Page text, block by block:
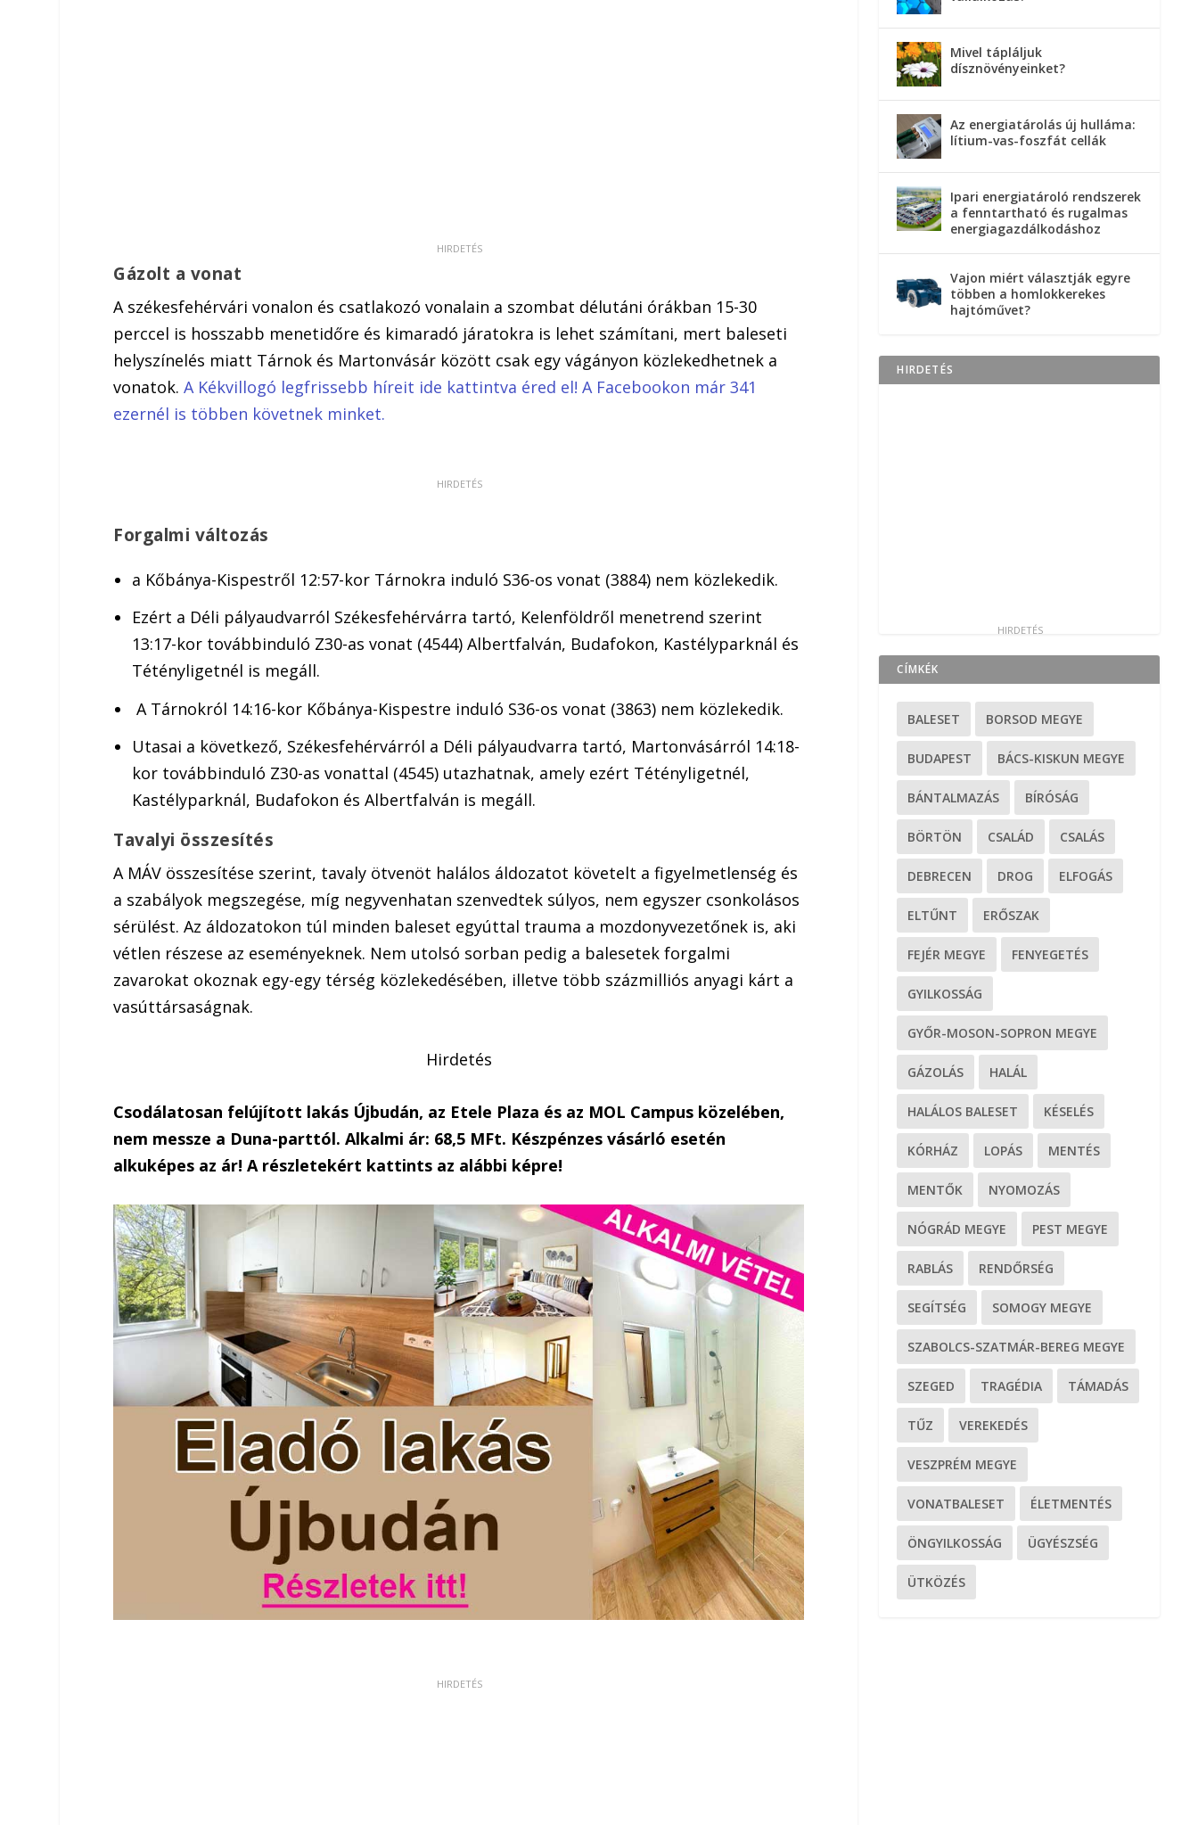
Gázolt a vonat
A székesfehérvári vonalon és csatlakozó vonalain a szombat délutáni órákban 15-30
perccel is hosszabb menetidőre és kimaradó járatokra is lehet számítani, mert baleseti
helyszínelés miatt Tárnok és Martonvásár között csak egy vágányon közlekedhetnek a
vonatok.A Kékvillogó legfrissebb híreit ide kattintva éred el! A Facebookon már 341
ezernél is többen követnek minket.
Forgalmi változás
a Kőbánya-Kispestről 12:57-kor Tárnokra induló S36-os vonat (3884) nem közlekedik.
Ezért a Déli pályaudvarról Székesfehérvárra tartó, Kelenföldről menetrend szerint
13:17-kor továbbinduló Z30-as vonat (4544) Albertfalván, Budafokon, Kastélyparknál és
Tétényligetnél is megáll.
A Tárnokról 14:16-kor Kőbánya-Kispestre induló S36-os vonat (3863) nem közlekedik.
Utasai a következő, Székesfehérvárról a Déli pályaudvarra tartó, Martonvásárról 14:18-
kor továbbinduló Z30-as vonattal (4545) utazhatnak, amely ezért Tétényligetnél,
Kastélyparknál, Budafokon és Albertfalván is megáll.
Tavalyi összesítés
A MÁV összesítése szerint, tavaly ötvenöt halálos áldozatot követelt a figyelmetlenség és
a szabályok megszegése, míg negyvenhatan szenvedtek súlyos, nem egyszer csonkolásos
sérülést. Az áldozatokon túl minden baleset egyúttal trauma a mozdonyvezetőnek is, aki
vétlen részese az eseményeknek. Nem utolsó sorban pedig a balesetek forgalmi
zavarokat okoznak egy-egy térség közlekedésében, illetve több százmilliós anyagi kárt a
vasúttársaságnak.
Hirdetés
Csodálatosan felújított lakás Újbudán, az Etele Plaza és az MOL Campus közelében,
nem messze a Duna-parttól. Alkalmi ár: 68,5 MFt. Készpénzes vásárló esetén
alkuképes az ár! A részletekért kattints az alábbi képre!
Mivel tápláljuk
dísznövényeinket?
Az energiatárolás új hulláma:
lítium-vas-foszfát cellák
Ipari energiatároló rendszerek
a fenntartható és rugalmas
energiagazdálkodáshoz
Vajon miért választják egyre
többen a homlokkerekes
hajtóművet?
HIRDETÉS
CÍMKÉK
BALESET BORSOD MEGYE
BUDAPEST BÁCS-KISKUN MEGYE
BÁNTALMAZÁS BÍRÓSÁG
BÖRTÖN CSALÁD CSALÁS
DEBRECEN DROG ELFOGÁS
ELTŰNT ERŐSZAK
FEJÉR MEGYE FENYEGETÉS
GYILKOSSÁG
GYŐR-MOSON-SOPRON MEGYE
GÁZOLÁS HALÁL
HALÁLOS BALESET KÉSELÉS
KÓRHÁZ LOPÁS MENTÉS
MENTŐK NYOMOZÁS
NÓGRÁD MEGYE PEST MEGYE
RABLÁS RENDŐRSÉG
SEGÍTSÉG SOMOGY MEGYE
SZABOLCS-SZATMÁR-BEREG MEGYE
SZEGED TRAGÉDIA TÁMADÁS
TŰZ VEREKEDÉS
VESZPRÉM MEGYE
VONATBALESET ÉLETMENTÉS
ÖNGYILKOSSÁG ÜGYÉSZSÉG
ÜTKÖZÉS